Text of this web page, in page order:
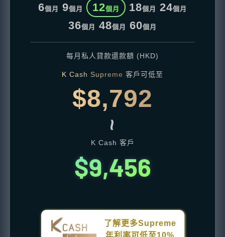
6個月 9個月 12個月 18個月 24個月
36個月 48個月 60個月
每月私人貸款還款額 (HKD)
K Cash Supreme 客戶可低至
$8,792
~
K Cash 客戶
$9,456
了解更多Supreme
年利率可低至10%